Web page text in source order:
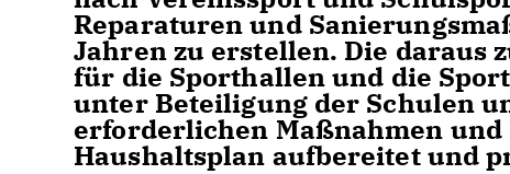
Reparaturen und
Jahren zu erstellen. Die
für die Sporthallen und die
unter Beteiligung der Schulen
erforderlichen Maßnahmen
Haushaltsplan aufbereitet und